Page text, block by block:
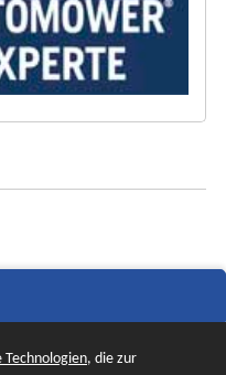
Technologien, die zur